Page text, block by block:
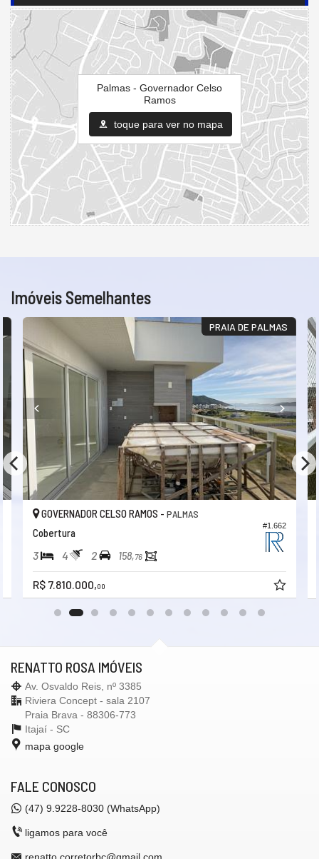
Palmas - Governador Celso
Ramos
toque para ver no mapa
Imóveis Semelhantes
PRAIA DE PALMAS
#1.662
GOVERNADOR CELSO RAMOS -PALMAS
Cobertura
3 4 2 158,76
R$ 7.810.000,00
RENATTO ROSA IMÓVEIS
Av. Osvaldo Reis, nº 3385
Riviera Concept - sala 2107
Praia Brava - 88306-773
Itajaí - SC
mapa google
FALE CONOSCO
(47) 9.9228-8030 (WhatsApp)
ligamos para você
renatto.corretorbc@gmail.com